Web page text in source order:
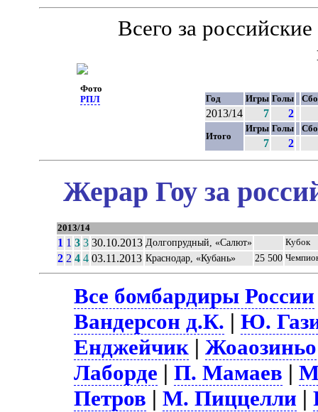
Фото
РПЛ
Всего за
Год Игры Голы
2013/14 7 2
Итого
Игры Голы
7 2
Жерар Гоу за
2013/14
1 1 3 3 30.10.2013 Долгопрудный, «Салют» Кубок
2 2 4 4 03.11.2013 Краснодар, «Кубань» 25 500
Все бомбардиры России
Вандерсон д.К. |Ю.
Енджейчик |Жоаозиньо
Лаборде |П. Мамаев |
Петров |М. Пиццелли |